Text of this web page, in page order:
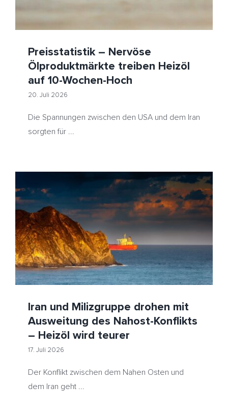
Preisstatistik – Nervöse
Ölproduktmärkte treiben Heizöl
auf 10-Wochen-Hoch
20. Juli 2026
Die Spannungen zwischen den USA und dem Iran
sorgten für ...
Iran und Milizgruppe drohen mit Ausweitung des
Nahost-Konflikts – Heizöl wird teurer
HeizölNews Huthi Iran Rotes Meer
Suez-Kanal
Iran und Milizgruppe drohen mit
Ausweitung des Nahost-Konflikts
– Heizöl wird teurer
17. Juli 2026
Der Konflikt zwischen dem Nahen Osten und
dem Iran geht ...